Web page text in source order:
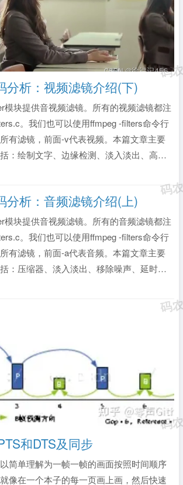
分析：视频滤镜介绍(下)
模块提供音视频滤镜。所有的视频滤镜都注
。我们也可以使用ffmpeg -filters命令行
有滤镜，前面-v代表视频。本篇文章主要
：绘制文字、边缘检测、淡入淡出、高斯
层叠加、视频旋转。关于视频滤镜的详细
...
分析：音频滤镜介绍(上)
模块提供音视频滤镜。所有的音频滤镜都注
。我们也可以使用ffmpeg -filters命令行
有滤镜，前面-a代表音频。本篇文章主要
：压缩器、淡入淡出、移除噪声、延时、
音频滤镜的详细介绍，可查看官方文档：
和DTS及同步
简单理解为一帧一帧的画面按照时间顺序
像在一个本子的每一页画上画，然后快速